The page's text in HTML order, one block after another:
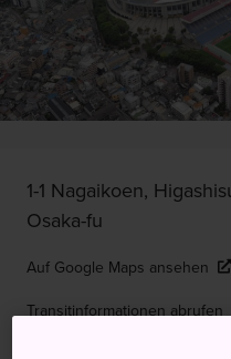
1-1 Nagaikoen,
Osaka-fu
Auf Google Maps ansehen
Transitinformationen abrufen